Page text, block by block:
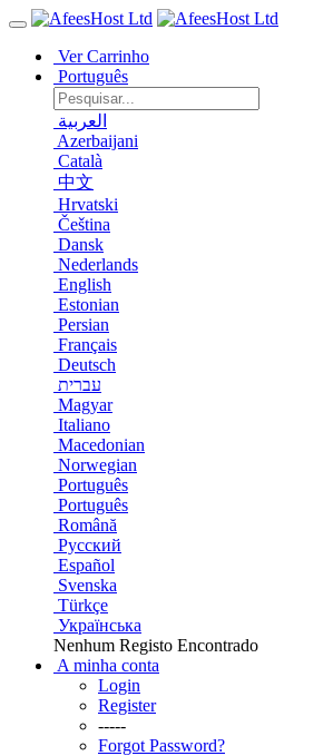
Ver Carrinho
Português
العربية
Azerbaijani
Català
中文
Hrvatski
Čeština
Dansk
Nederlands
English
Estonian
Persian
Français
Deutsch
עברית
Magyar
Italiano
Macedonian
Norwegian
Português
Português
Română
Русский
Español
Svenska
Türkçe
Українська
Nenhum Registo Encontrado
A minha conta
Login
Register
-----
Forgot Password?